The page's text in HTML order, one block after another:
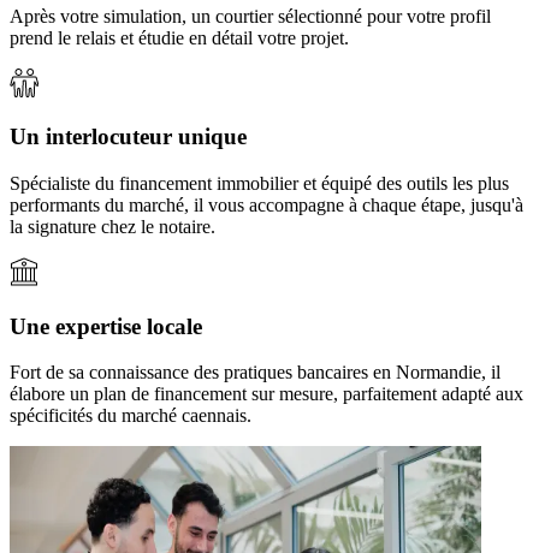
Après votre simulation, un courtier sélectionné pour votre profil
prend le relais et étudie en détail votre projet.
Un interlocuteur unique
Spécialiste du financement immobilier et équipé des outils les plus
performants du marché, il vous accompagne à chaque étape, jusqu'à
la signature chez le notaire.
Une expertise locale
Fort de sa connaissance des pratiques bancaires en Normandie, il
élabore un plan de financement sur mesure, parfaitement adapté aux
spécificités du marché caennais.